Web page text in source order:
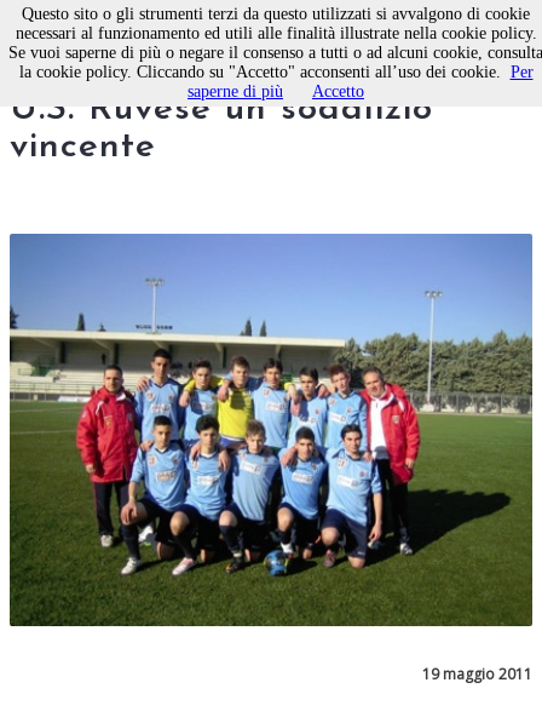
Gioventù Calcio Molfetta e
U.S. Ruvese un sodalizio
vincente
19 maggio 2011
Questo sito o gli strumenti terzi da questo utilizzati si avvalgono di cookie
necessari al funzionamento ed utili alle finalità illustrate nella cookie policy.
Se vuoi saperne di più o negare il consenso a tutti o ad alcuni cookie, consulta
la cookie policy. Cliccando su "Accetto" acconsenti all’uso dei cookie. Per
saperne di più
Accetto